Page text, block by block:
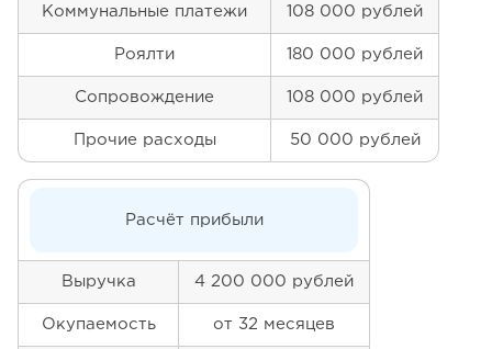
Коммунальные платежи 108 000 рублей
Роялти 180 000 рублей
Сопровождение 108 000 рублей
Прочие расходы 50 000 рублей
Расчёт прибыли
Выручка 4 200 000 рублей
Окупаемость от 32 месяцев